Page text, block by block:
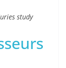
study